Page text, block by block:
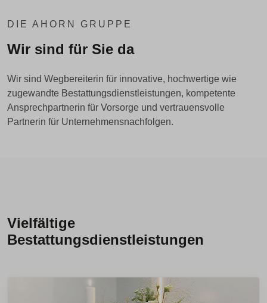
DIE AHORN GRUPPE
Wir sind für Sie da
Wir sind Wegbereiterin für innovative, hochwertige wie
zugewandte Bestattungsdienstleistungen, kompetente
Ansprechpartnerin für Vorsorge und vertrauensvolle
Partnerin für Unternehmensnachfolgen.
Vielfältige
Bestattungsdienstleistungen